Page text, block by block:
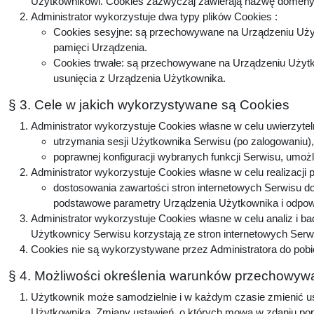
Administrator wykorzystuje dwa typy plików Cookies :
Cookies sesyjne: są przechowywane na Urządzeniu
pamięci Urządzenia.
Cookies trwałe: są przechowywane na Urządzeniu
usunięcia z Urządzenia Użytkownika.
§ 3. Cele w jakich wykorzystywane są Cookies
Administrator wykorzystuje Cookies własne w celu
utrzymania sesji Użytkownika Serwisu (po
poprawnej konfiguracji wybranych funkcji Serwisu,
Administrator wykorzystuje Cookies własne w celu
dostosowania zawartości stron internetowych Serwisu
podstawowe parametry Urządzenia Użytkownika i
Administrator wykorzystuje Cookies własne w celu analiz i
Użytkownicy Serwisu korzystają ze stron internetowych
Cookies nie są wykorzystywane przez Administratora do
§ 4. Możliwości określenia warunków
Użytkownik może samodzielnie i w każdym czasie zmienić